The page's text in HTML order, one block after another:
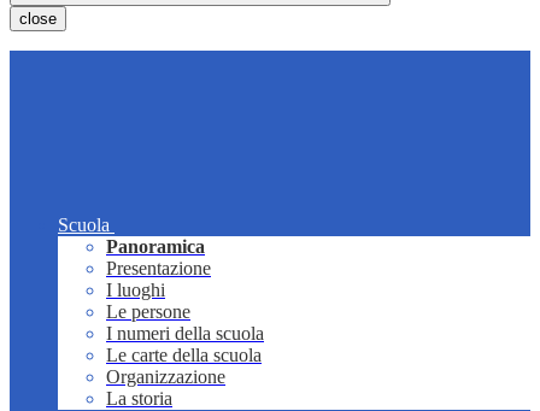
close
Scuola
Panoramica
Presentazione
I luoghi
Le persone
I numeri della scuola
Le carte della scuola
Organizzazione
La storia